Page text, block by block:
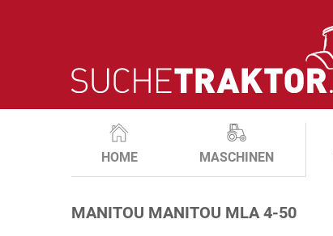
HOME MASCHINEN
MANITOU MANITOU MLA 4-50